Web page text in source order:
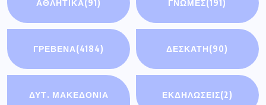
ΑΘΛΗΤΙΚΆ(91) ΓΝΩΜΕΣ(191)
ΓΡΕΒΕΝΑ(4184) ΔΕΣΚΑΤΗ(90)
ΔΥΤ. ΜΑΚΕΔΟΝΙΑ
ΕΚΔΗΛΩΣΕΙΣ(2)